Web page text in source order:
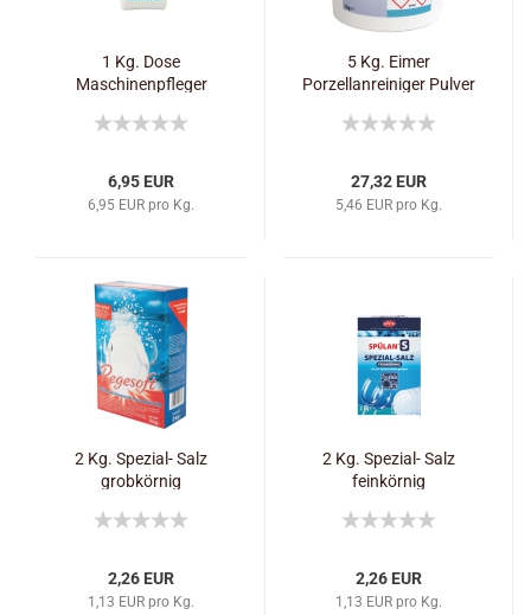
1 Kg. Dose
Maschinenpfleger
6,95 EUR
6,95 EUR pro Kg.
5 Kg. Eimer
Porzellanreiniger Pulver
27,32 EUR
5,46 EUR pro Kg.
2 Kg. Spezial- Salz
grobkörnig
2,26 EUR
1,13 EUR pro Kg.
2 Kg. Spezial- Salz
feinkörnig
2,26 EUR
1,13 EUR pro Kg.